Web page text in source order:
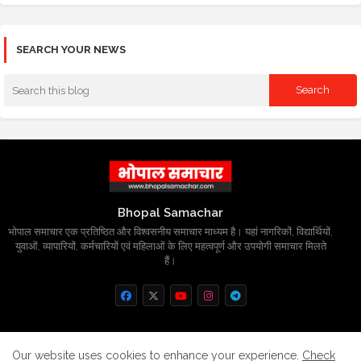
SEARCH YOUR NEWS
Bhopal Samachar
भोपाल समाचार एक प्रतिष्ठित और विश्वसनीय समाचार माध्यम है। यहां नागरिकों, विद्यार्थियों,
युवाओं, व्यापारियों, कर्मचारियों एवं महिलाओं के लिए महत्वपूर्ण और उपयोगी समाचार मिलते
हैं।
Home About Contact us Privacy Policy
Our website uses cookies to enhance your experience. Check